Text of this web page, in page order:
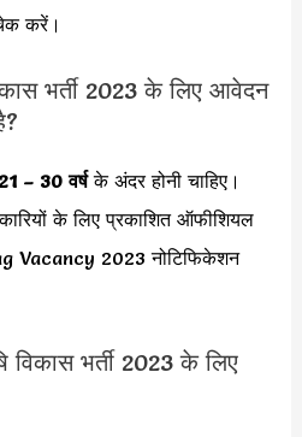
करें।
भर्ती 2023 के लिए आवेदन
21 – 30 वर्षके अंदर होनी चाहिए।
के लिए प्रकाशित ऑफीशियल
Vacancy 2023 नोटिफिकेशन
विकास भर्ती 2023 के लिए